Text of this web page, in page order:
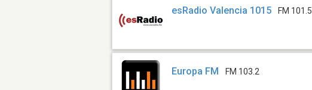
esRadio Valencia 1015 FM 101.5
Europa FM FM 103.2